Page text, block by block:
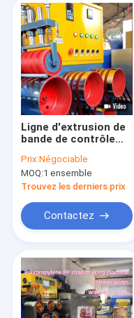
Produits
Le spectacle VR
Ligne d'extrusion de
bande de contrôle
Production
automatique de
courroie
Prix:Négociable
MOQ:1 ensemble
Trouvez les derniers prix
Contactez